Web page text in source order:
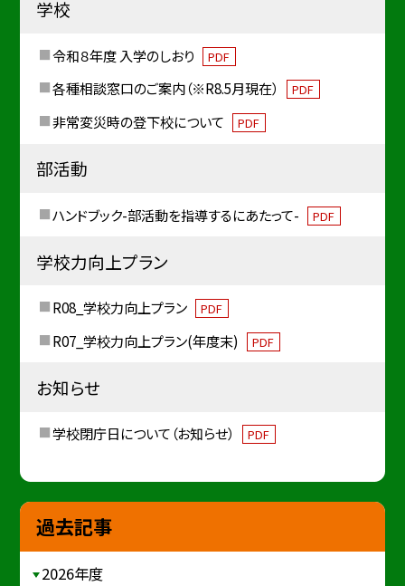
学校
令和８年度 入学のしおり PDF
各種相談窓口のご案内（※R8.5月現在） PDF
非常変災時の登下校について PDF
部活動
ハンドブック-部活動を指導するにあたって- PDF
学校力向上プラン
R08_学校力向上プラン PDF
R07_学校力向上プラン(年度末) PDF
お知らせ
学校閉庁日について（お知らせ） PDF
過去記事
2026年度